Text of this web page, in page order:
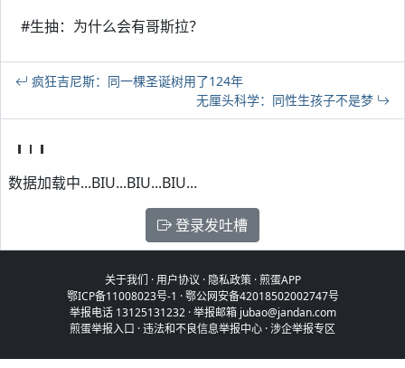
#生抽：为什么会有哥斯拉？
疯狂吉尼斯：同一棵圣诞树用了124年
无厘头科学：同性生孩子不是梦
数据加载中...BIU...BIU...BIU...
登录发吐槽
关于我们 ·用户协议 · 隐私政策·煎蛋APP
鄂ICP备11008023号-1 ·鄂公网安备42018502002747号
举报电话 13125131232 · 举报邮箱 jubao@jandan.com
煎蛋举报入口 ·违法和不良信息举报中心 ·涉企举报专区